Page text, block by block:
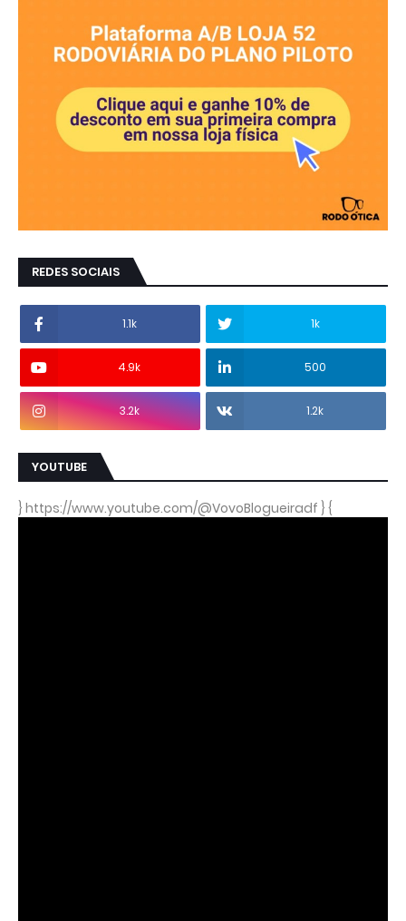
REDES SOCIAIS
1.1k 1k
4.9k 500
3.2k 1.2k
YOUTUBE
} https://www.youtube.com/@VovoBlogueiradf } {